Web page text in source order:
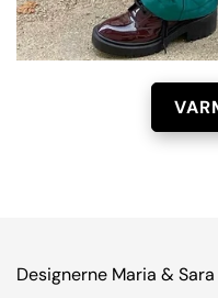
Designerne Maria & Sara